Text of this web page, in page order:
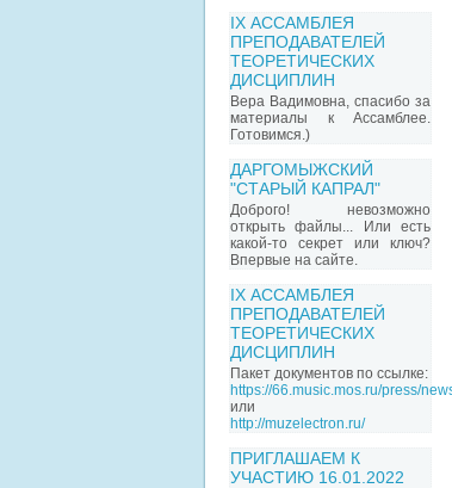
IX АССАМБЛЕЯ
ПРЕПОДАВАТЕЛЕЙ
ТЕОРЕТИЧЕСКИХ
ДИСЦИПЛИН
Вера Вадимовна, спасибо за
материалы к Ассамблее.
Готовимся.)
ДАРГОМЫЖСКИЙ
"СТАРЫЙ КАПРАЛ"
Доброго! невозможно
открыть файлы... Или есть
какой-то секрет или ключ?
Впервые на сайте.
IX АССАМБЛЕЯ
ПРЕПОДАВАТЕЛЕЙ
ТЕОРЕТИЧЕСКИХ
ДИСЦИПЛИН
Пакет документов по ссылке:
https://66.music.mos.ru/press/
или
http://muzelectron.ru/
ПРИГЛАШАЕМ К
УЧАСТИЮ 16.01.2022